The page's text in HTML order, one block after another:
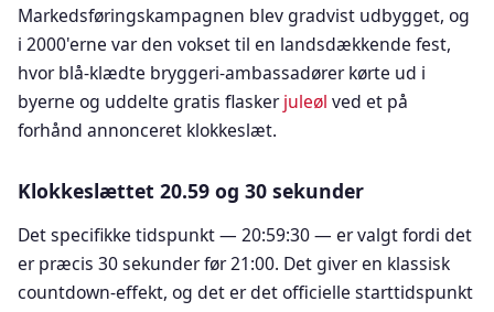
Markedsføringskampagnen blev gradvist udbygget, og
i 2000'erne var den vokset til en landsdækkende fest,
hvor blå-klædte bryggeri-ambassadører kørte ud i
byerne og uddelte gratis flaskerjuleøl ved et på
forhånd annonceret klokkeslæt.
Klokkeslættet 20.59 og 30 sekunder
Det specifikke tidspunkt — 20:59:30 — er valgt fordi det
er præcis 30 sekunder før 21:00. Det giver en klassisk
countdown-effekt, og det er det officielle starttidspunkt